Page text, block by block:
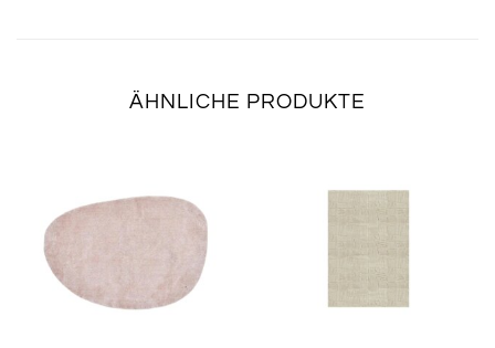
ÄHNLICHE PRODUKTE